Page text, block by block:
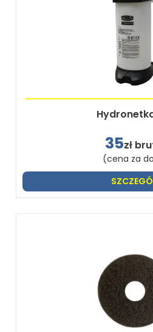
35zł
(cena za